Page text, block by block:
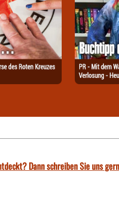
Dann schreiben Sie uns